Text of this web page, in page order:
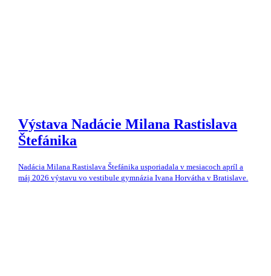
Výstava Nadácie Milana Rastislava
Štefánika
Nadácia Milana Rastislava Štefánika usporiadala v mesiacoch apríl a
máj 2026 výstavu vo vestibule gymnázia Ivana Horvátha v Bratislave.